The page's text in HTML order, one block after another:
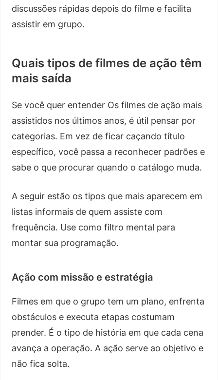
discussões rápidas depois do filme e facilita
assistir em grupo.
Quais tipos de filmes de ação têm
mais saída
Se você quer entender Os filmes de ação mais
assistidos nos últimos anos, é útil pensar por
categorias. Em vez de ficar caçando título
específico, você passa a reconhecer padrões e
sabe o que procurar quando o catálogo muda.
A seguir estão os tipos que mais aparecem em
listas informais de quem assiste com
frequência. Use como filtro mental para
montar sua programação.
Ação com missão e estratégia
Filmes em que o grupo tem um plano, enfrenta
obstáculos e executa etapas costumam
prender. É o tipo de história em que cada cena
avança a operação. A ação serve ao objetivo e
não fica solta.